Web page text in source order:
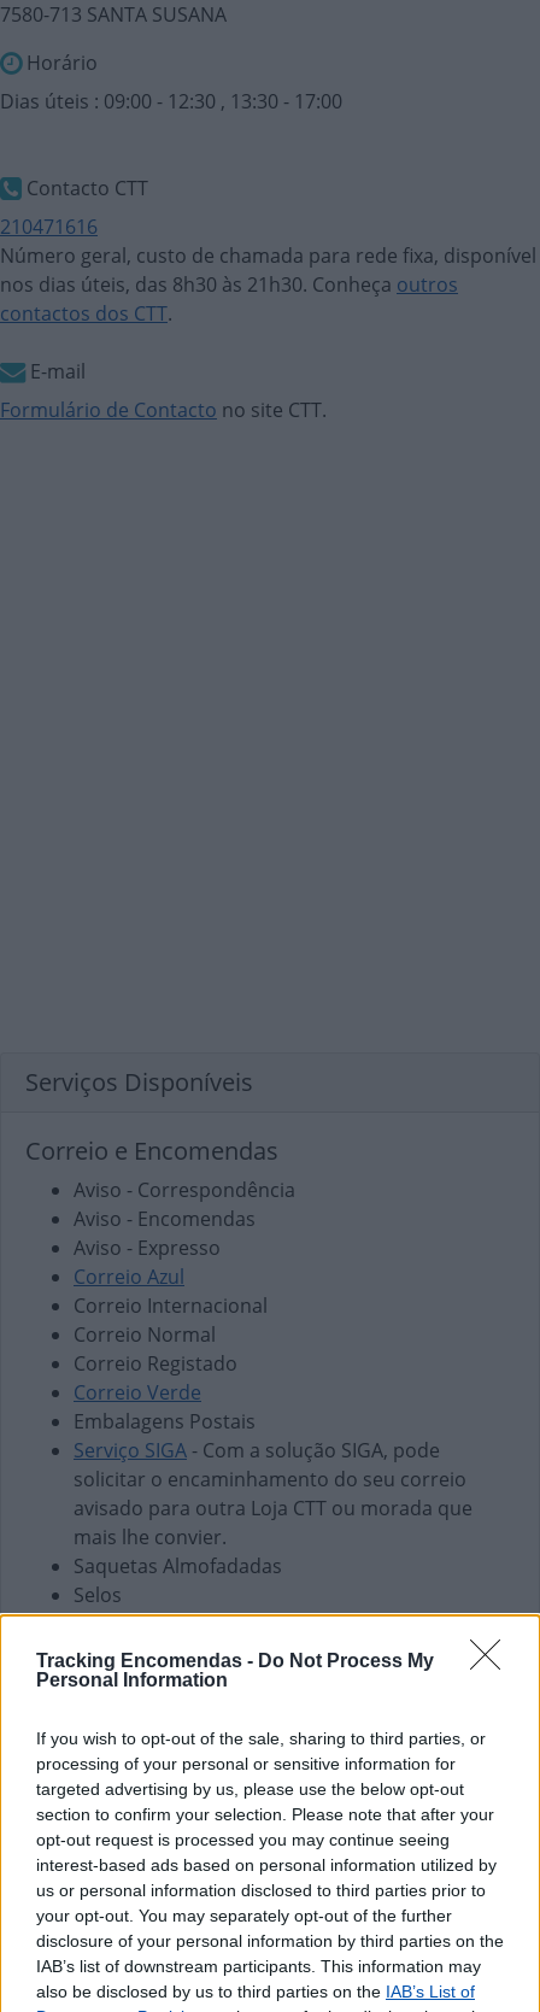
Tracking Encomendas - Do Not Process My
Personal Information
If you wish to opt-out of the sale, sharing to third parties, or
processing of your personal or sensitive information for
targeted advertising by us, please use the below opt-out
section to confirm your selection. Please note that after your
opt-out request is processed you may continue seeing
interest-based ads based on personal information utilized by
us or personal information disclosed to third parties prior to
your opt-out. You may separately opt-out of the further
disclosure of your personal information by third parties on the
IAB’s list of downstream participants. This information may
also be disclosed by us to third parties on the IAB’s List of
7580-713 SANTA SUSANA
Horário
Dias úteis : 09:00 - 12:30 , 13:30 - 17:00
Contacto CTT
210471616
Número geral, custo de chamada para rede fixa, disponível
nos dias úteis, das 8h30 às 21h30. Conheça outros
contactos dos CTT.
E-mail
Formulário de Contacto no site CTT.
Serviços Disponíveis
Correio e Encomendas
Aviso - Correspondência
Aviso - Encomendas
Aviso - Expresso
Correio Azul
Correio Internacional
Correio Normal
Correio Registado
Correio Verde
Embalagens Postais
Serviço SIGA - Com a solução SIGA, pode
solicitar o encaminhamento do seu correio
avisado para outra Loja CTT ou morada que
mais lhe convier.
Saquetas Almofadadas
Selos
Envio de vales - Internacionais
Pagamento de Faturas
Pagamento de Vales